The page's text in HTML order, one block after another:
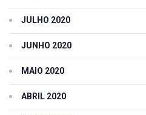
JULHO 2020
JUNHO 2020
MAIO 2020
ABRIL 2020